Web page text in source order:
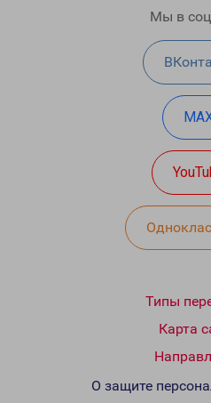
Мы в
Типы
Карта
О защите